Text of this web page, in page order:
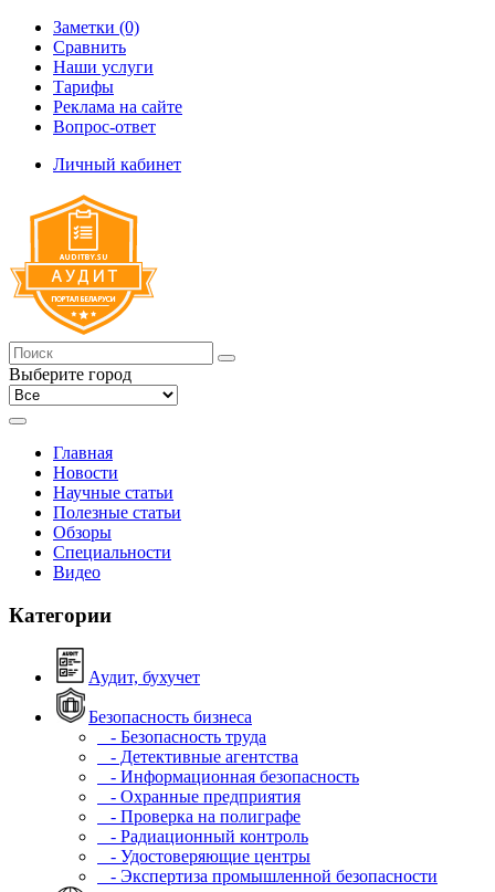
Заметки (0)
Сравнить
Наши услуги
Тарифы
Реклама на сайте
Вопрос-ответ
Личный кабинет
Выберите город
Главная
Новости
Научные статьи
Полезные статьи
Обзоры
Специальности
Видео
Категории
Аудит, бухучет
Безопасность бизнеса
- Безопасность труда
- Детективные агентства
- Информационная безопасность
- Охранные предприятия
- Проверка на полиграфе
- Радиационный контроль
- Удостоверяющие центры
- Экспертиза промышленной безопасности